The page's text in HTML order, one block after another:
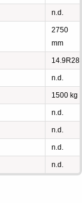
n.d.
2750
mm
14.9R28
n.d.
1500 kg
n.d.
n.d.
n.d.
n.d.